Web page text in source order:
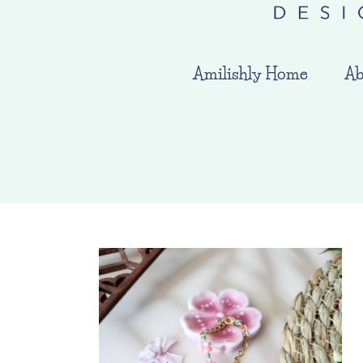
Amilishly Home